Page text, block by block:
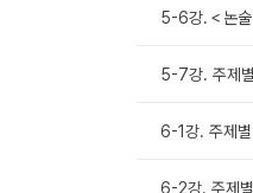
5-6강.＜논
5-7강. 주제
6-1강. 주제
6-2강. 주제